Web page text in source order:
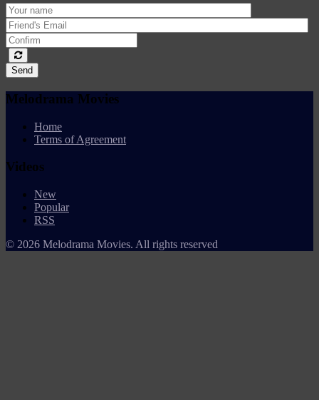
Send
Melodrama Movies
Home
Terms of Agreement
Videos
New
Popular
RSS
© 2026 Melodrama Movies. All rights reserved